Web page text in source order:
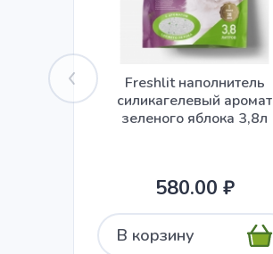
Freshlit наполнитель
силикагелевый аромат
зеленого яблока 3,8л
580.00 ₽
В корзину